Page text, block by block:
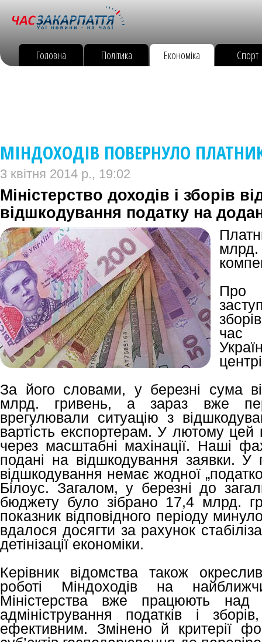
Головна Політика Економіка Спорт
МІНДОХОДІВ ПОВЕРНУЛО
3 квітня 2014 р., 19:02
Міністерство доходів і зборів
відшкодування податку на
Про
час
За його словами, у березні сума
млрд. гривень, а зараз вже
врегулювали ситуацію з
вартість експортерам. У лютому
через масштабні махінації. Наші
подані на відшкодування заявки. У
відшкодування немає жодної
Білоус. Загалом, у березні до
бюджету було зібрано 17,4 млрд.
показник відповідного періоду
вдалося досягти за рахунок
детінізації економіки.
Керівник відомства також
роботі Міндоходів на
Міністерства вже працюють над
адміністрування податків і
ефективним. Змінено й критерії